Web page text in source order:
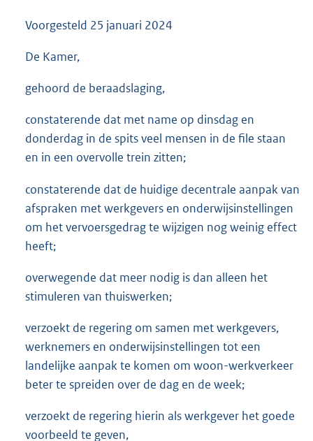
Voorgesteld 25 januari 2024
De Kamer,
gehoord de beraadslaging,
constaterende dat met name op dinsdag en
donderdag in de spits veel mensen in de file staan
en in een overvolle trein zitten;
constaterende dat de huidige decentrale aanpak van
afspraken met werkgevers en onderwijsinstellingen
om het vervoersgedrag te wijzigen nog weinig effect
heeft;
overwegende dat meer nodig is dan alleen het
stimuleren van thuiswerken;
verzoekt de regering om samen met werkgevers,
werknemers en onderwijsinstellingen tot een
landelijke aanpak te komen om woon-werkverkeer
beter te spreiden over de dag en de week;
verzoekt de regering hierin als werkgever het goede
voorbeeld te geven,